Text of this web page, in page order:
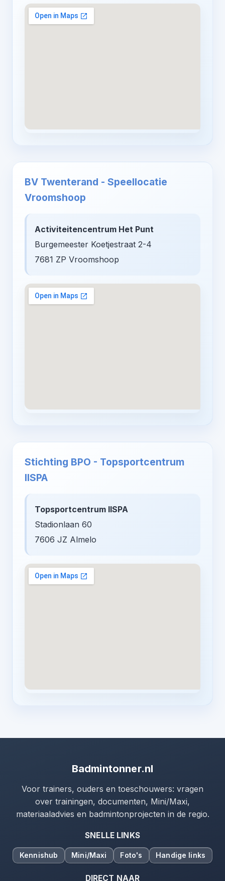
BV Twenterand - Speellocatie
Vroomshoop
Activiteitencentrum Het Punt
Burgemeester Koetjestraat 2-4
7681 ZP Vroomshoop
Stichting BPO - Topsportcentrum
IISPA
Topsportcentrum IISPA
Stadionlaan 60
7606 JZ Almelo
Badmintonner.nl
Voor trainers, ouders en toeschouwers: vragen
over trainingen, documenten, Mini/Maxi,
materiaaladvies en badmintonprojecten in de regio.
SNELLE LINKS
Kennishub Mini/Maxi Foto's Handige links
DIRECT NAAR